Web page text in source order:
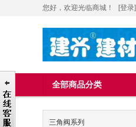
您好，欢迎光临商城！ [登录]
全部商品分类
三角阀系列